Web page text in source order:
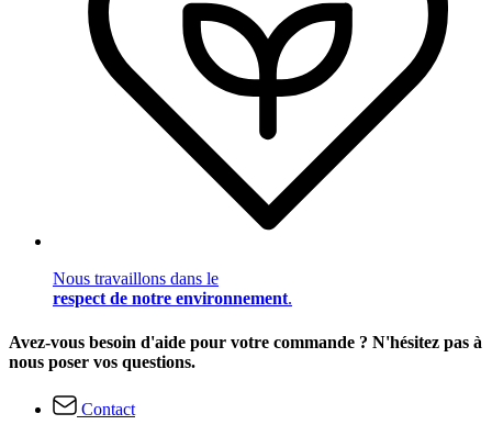
Nous travaillons dans le
respect de notre environnement.
Avez-vous besoin d'aide pour votre commande ? N'hésitez pas à
nous poser vos questions.
Contact